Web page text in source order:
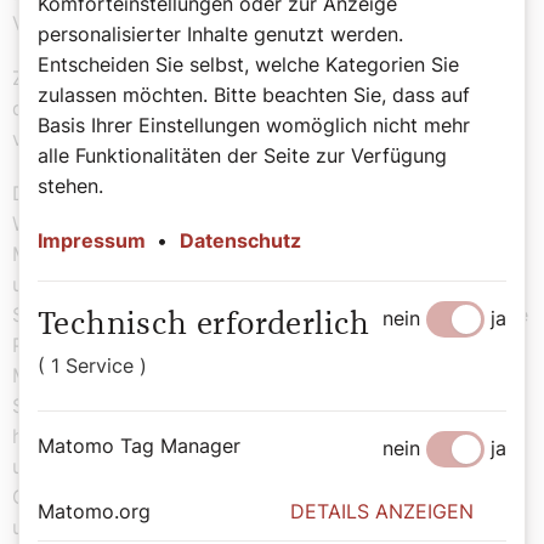
Volleyball.
Zweitens ist es auch die Ausbildung, die dazu beiträgt,
dass die Priester auf ihren zukünftigen Dienst
vorbereitet sind.
Drittens: Wir machen auch Projekte, wie das
Wasserprojekt, das dazu geführt hat, dass die
Menschen ins Seminar kommen und Wasser schöpfen,
unabhängig von ihrer Konfession. Wir haben vor dem
Seminar eine evangelische Pfarrkirche. Die evangelische
Pfarrkirche hatte einen Wasserhahn vor der Kirche. Die
Menschen zapfen Wasser an. Die Schüler und
Schülerinnen vom Gymnasium hatten kein Wasser. Wir
haben einen Wassertank gebaut. Sie trinken aus
unserem Brunnen, das Wasser leiten wir bis zum
Gymnasium. Wir tragen dazu bei, dass Menschen
unabhängig von ihrer Konfessionszugehörigkeit
personalisierter Inhalte genutzt werden.
Entscheiden Sie selbst, welche Kategorien Sie
zulassen möchten. Bitte beachten Sie, dass auf
Basis Ihrer Einstellungen womöglich nicht mehr
alle Funktionalitäten der Seite zur Verfügung
stehen.
Impressum • Datenschutz
Technisch erforderlich
( 1 Service )
nein ja
Matomo Tag Manager nein ja
Matomo.org DETAILS ANZEIGEN